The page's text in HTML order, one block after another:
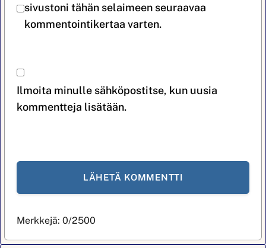
sivustoni tähän selaimeen seuraavaa
kommentointikertaa varten.
Ilmoita minulle sähköpostitse, kun uusia
kommentteja lisätään.
Merkkejä:0/2500